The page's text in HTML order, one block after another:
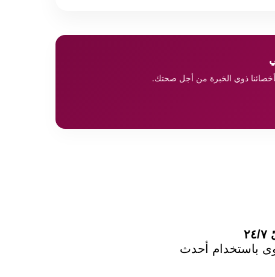
ذوي الخبرة من أجل صحتك.
باستخدام أحدث